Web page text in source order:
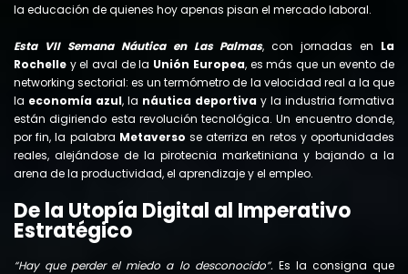
la educación de quienes hoy apenas pisan el mercado laboral.
Esta VII Semana Náutica en Las Palmas, con jornadas en La
Rochelle y el aval de la Unión Europea, es más que un evento de
networking sectorial: es un termómetro de la velocidad real a la que
la economía azul, la náutica deportiva y la industria formativa
están digiriendo esta revolución tecnológica. Un encuentro donde,
por fin, la palabra Metaverso se aterriza en retos y oportunidades
reales, alejándose de la pirotecnia marketiniana y bajando a la
arena de la productividad, el aprendizaje y el empleo.
De la Utopía Digital al Imperativo
Estratégico
“Hay que perder el miedo a lo desconocido”. Es la consigna que